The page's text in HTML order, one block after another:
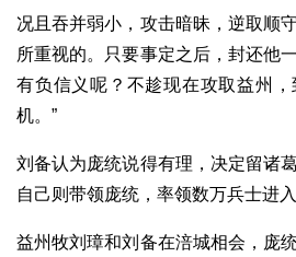
况且吞并弱小，攻击暗昧，逆取顺
所重视的。只要事定之后，封还他
有负信义呢？不趁现在攻取益州
机。”
刘备认为庞统说得有理，决定留诸
自己则带领庞统，率领数万兵士进入
益州牧刘璋和刘备在涪城相会，庞